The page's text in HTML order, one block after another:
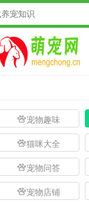
宠物趣味
猫咪大全
宠物问答
宠物店铺